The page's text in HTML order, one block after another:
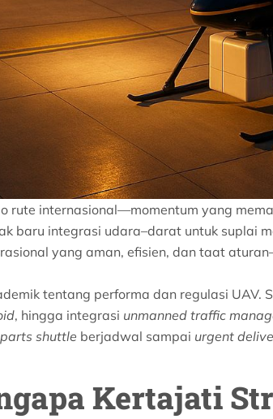
rute internasional—momentum yang
baru integrasi udara–darat untuk suplai
yang aman, efisien, dan taat
tentang performa dan regulasi UAV.
, hingga integrasi unmanned traffic
shuttle berjadwal sampai urgent
Kertajati